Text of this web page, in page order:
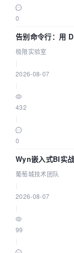
0
告别命令行：用
极限实验室
2026-08-07
432
0
Wyn嵌入式BI实
数联动全闭环
葡萄城技术团队
2026-08-07
99